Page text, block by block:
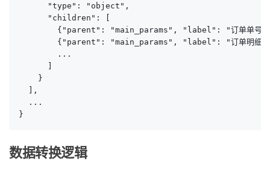
      "type": "object",
      "children": [
{"parent": "main_params", "label": "订单单
{"parent": "main_params", "label": "订单明
        ...
      ]
    }
  ],
  ...
}
数据转换逻辑